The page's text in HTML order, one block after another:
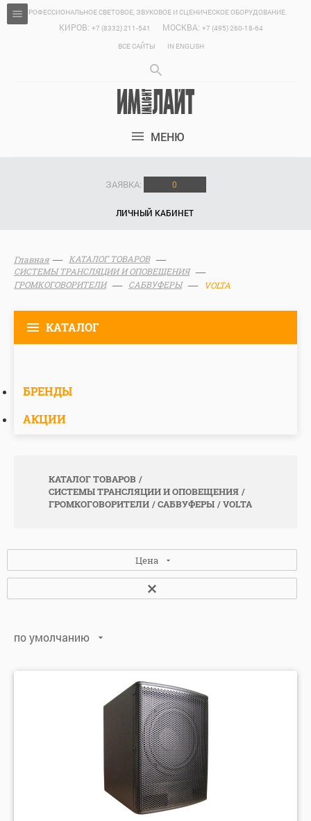
ПРОФЕССИОНАЛЬНОЕ СВЕТОВОЕ, ЗВУКОВОЕ И СЦЕНИЧЕСКОЕ ОБОРУДОВАНИЕ.
КИРОВ: +7 (8332) 211-541 МОСКВА: +7 (495) 260-18-64
ВСЕ САЙТЫ
IN ENGLISH
МЕНЮ
ЗАЯВКА: 0
ЛИЧНЫЙ КАБИНЕТ
Главная
КАТАЛОГ ТОВАРОВ
СИСТЕМЫ ТРАНСЛЯЦИИ И ОПОВЕЩЕНИЯ
ГРОМКОГОВОРИТЕЛИ
САБВУФЕРЫ VOLTA
КАТАЛОГ
БРЕНДЫ
АКЦИИ
КАТАЛОГ ТОВАРОВ
СИСТЕМЫ ТРАНСЛЯЦИИ И ОПОВЕЩЕНИЯ
ГРОМКОГОВОРИТЕЛИ
САБВУФЕРЫ VOLTA
Цена
по умолчанию
по алфавиту: А-Я
по алфавиту: Я-А
по цене: убыванию
по цене: возрастанию